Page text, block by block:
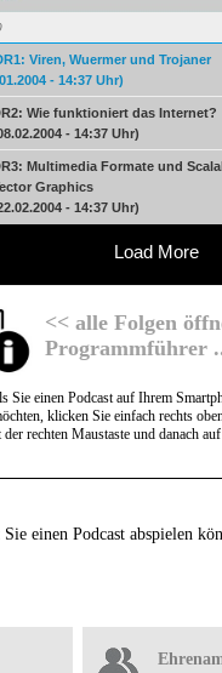
Viren, Wuermer und Trojaner
- 14:37 Uhr)
Wie funktioniert das Internet?
- 14:37 Uhr)
Multimedia Formate und
Graphics
- 14:37 Uhr)
Load More
<< alle Folgen
Programmführer
Sie einen Podcast auf Ihrem
klicken Sie einfach rechts
der rechten Maustaste und danach
einen Podcast abspielen